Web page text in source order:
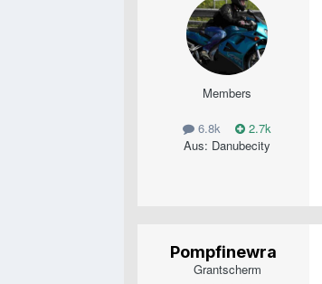
Members
6.8k
2.7k
Aus: Danubecity
Pompfinewra
Grantscherm